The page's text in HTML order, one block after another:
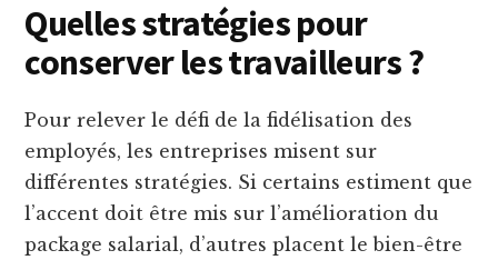
Quelles stratégies pour
conserver les travailleurs ?
Pour relever le défi de la fidélisation des
employés, les entreprises misent sur
différentes stratégies. Si certains estiment que
l’accent doit être mis sur l’amélioration du
package salarial, d’autres placent le bien-être